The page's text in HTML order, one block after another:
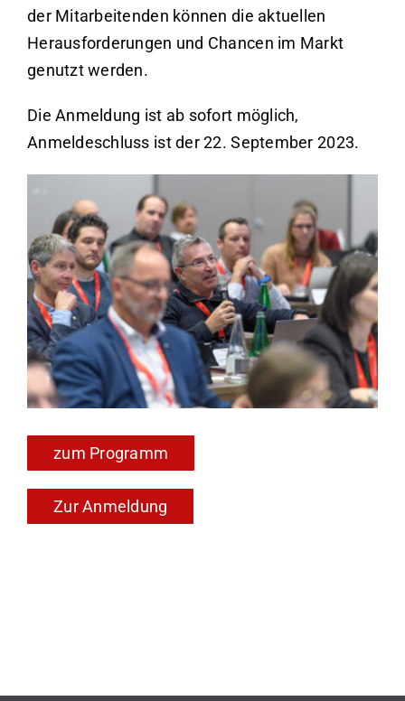
der Mitarbeitenden können die aktuellen
Herausforderungen und Chancen im Markt
genutzt werden.
Die Anmeldung ist ab sofort möglich,
Anmeldeschluss ist der 22. September 2023.
zum Programm
Zur Anmeldung